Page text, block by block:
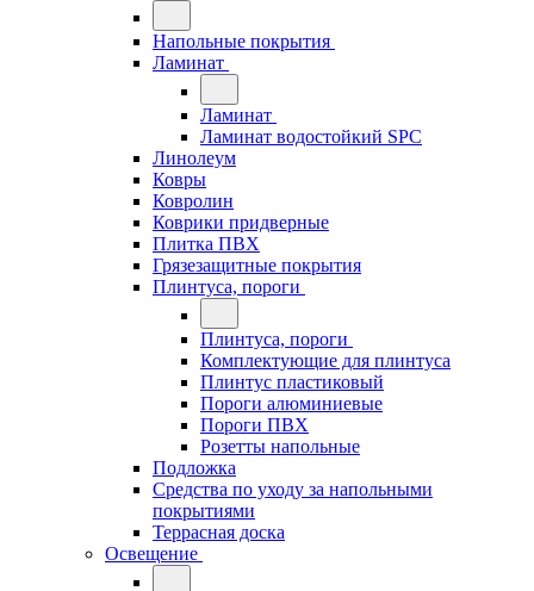
Напольные покрытия
Ламинат
Ламинат
Ламинат водостойкий SPC
Линолеум
Ковры
Ковролин
Коврики придверные
Плитка ПВХ
Грязезащитные покрытия
Плинтуса, пороги
Плинтуса, пороги
Комплектующие для плинтуса
Плинтус пластиковый
Пороги алюминиевые
Пороги ПВХ
Розетты напольные
Подложка
Средства по уходу за напольными
покрытиями
Террасная доска
Освещение